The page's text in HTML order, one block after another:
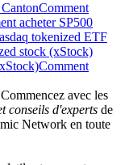
Comment
acheter SP500
tokenized ETF
stock (xStock)
Comment
Commencez avec les
conseils d'experts de
Network en toute